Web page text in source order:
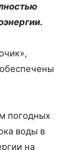
погодных
воды в
на